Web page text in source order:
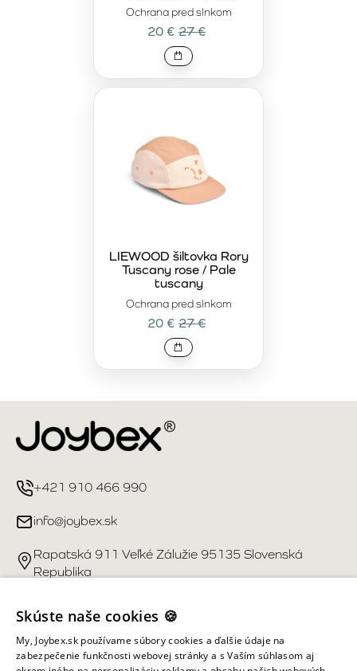
Ochrana pred slnkom
20 € 27 €
Ochrana pred slnkom
LIEWOOD šiltovka Rory
Tuscany rose / Pale
tuscany
20 € 27 €
+421 910 466 990
info@joybex.sk
Rapatská 911 Veľké Zálužie 95135 Slovenská
Republika
Užitočné odkazy
Účet
Skúste naše cookies 🍪
My, Joybex.sk používame súbory cookies a ďalšie údaje na
zabezpečenie funkčnosti webovej stránky a s Vaším súhlasom aj